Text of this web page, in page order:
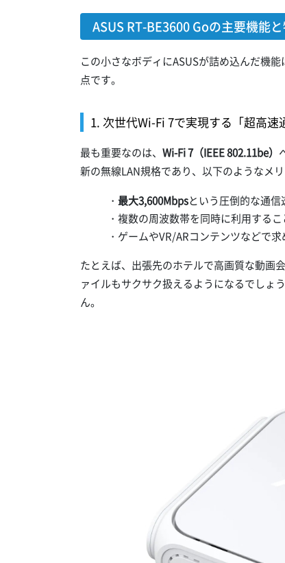
ASUS RT-BE3600 Goの主要機能
この小さなボディにASUSが詰め込んだ機
点です。
1. 次世代Wi-Fi 7で実現する「超高速
最も重要なのは、 Wi-Fi 7（IEEE 802.11be）
新の無線LAN規格であり、以下のようなメリ
・ 最大3,600Mbpsという圧倒的な通信
・複数の周波数帯を同時に利用する
・ゲームやVR/ARコンテンツなどで求
たとえば、出張先のホテルで高画質な動画
ァイルもサクサク扱えるようになるでしょ
ん。